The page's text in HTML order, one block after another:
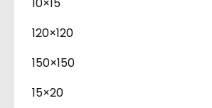
120×120
150×150
15×20